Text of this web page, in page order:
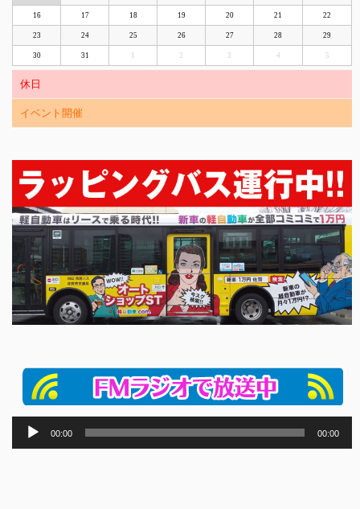
16 17 18 19 20 21 22
23 24 25 26 27 28 29
30 31 1 2 3 4 5
休日
イベント開催
00:00 00:00